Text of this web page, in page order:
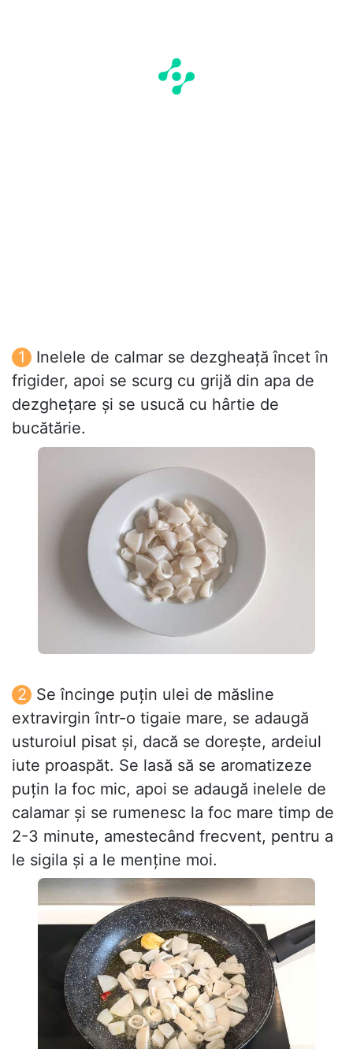
Inelele de calmar se dezgheață încet în
frigider, apoi se scurg cu grijă din apa de
dezghețare și se usucă cu hârtie de
bucătărie.
Se încinge puțin ulei de măsline
extravirgin într-o tigaie mare, se adaugă
usturoiul pisat și, dacă se dorește, ardeiul
iute proaspăt. Se lasă să se aromatizeze
puțin la foc mic, apoi se adaugă inelele de
calamar și se rumenesc la foc mare timp de
2-3 minute, amestecând frecvent, pentru a
le sigila și a le menține moi.